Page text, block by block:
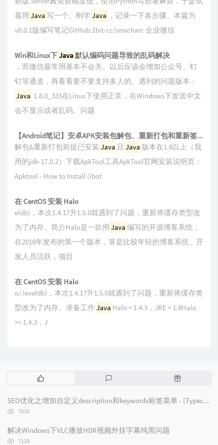
着用 Java 写一个。刚学 Java ，记录一下各步骤。本篇为
v0.0.1版编写笔记GitHub:1bit-cc/smschan: 企业微信
Win和Linux下Java默认编码问题导致的乱码解决
，而微信最常用基本不会关。以后应该会增加公众号、钉
钉等通道，再看看要不要支持多人的。遇到的问题版本：
Java 1.8.0_333在Linux下使用正常，在Windows下发送中文
会不显示或者乱码。问题
【Android笔记】安卓APK安装包解包、重新打包和重新签名
解包&重新打包前提已安装 Java 且 Java 版本在1.8以上（我
用的jdk-17.0.2）下载ApkTool工具ApkTool官网安装说明页：
Apktool - How to Install (ibot
在 CentOS 安装 Halo
eldb)，本次1.4.17升1.5.0就遇到了问题，重新将缓存类型改
为了内存。简介Halo是一款用 Java 编写的开源博客系统，
在2018年发布的第一个版本，算是比较年轻的博客系统。开
发人员活跃，项目
在 CentOS 安装 Halo
o/.leveldb)，本次1.4.17升1.5.0就遇到了问题，重新将缓存类
型改为了内存。准备工作Java Halo < 1.4.3，JRE > 1.8Halo
>= 1.4.3，J
热
文
评
随
文
SEO优化之增加自定义description和keywords标签菜单 - [Typecho/Handsome]
浏
次
数:
7535
解决Windows下VLC播放HDR视频外挂字幕纯黑问题
浏
7128